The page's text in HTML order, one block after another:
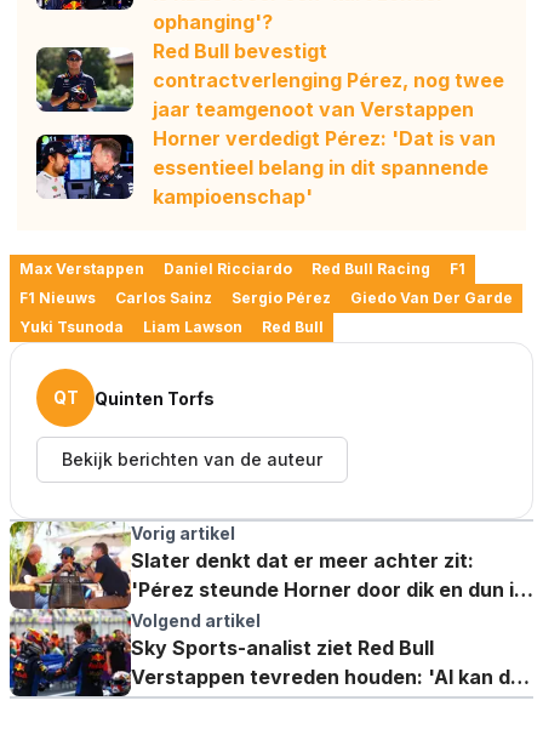
ophanging'?
Red Bull bevestigt
contractverlenging Pérez, nog twee
jaar teamgenoot van Verstappen
Horner verdedigt Pérez: 'Dat is van
essentieel belang in dit spannende
kampioenschap'
Max Verstappen Daniel Ricciardo Red Bull Racing
F1
F1 Nieuws
Carlos Sainz Sergio Pérez
Giedo Van Der Garde
Yuki Tsunoda
Liam Lawson Red Bull
QT Quinten Torfs
Bekijk berichten van de auteur
Vorig artikel
Slater denkt dat er meer achter zit:
'Pérez steunde Horner door dik en dun in
februari'
Volgend artikel
Sky Sports-analist ziet Red Bull
Verstappen tevreden houden: 'Al kan dat
hem niet veel schelen'